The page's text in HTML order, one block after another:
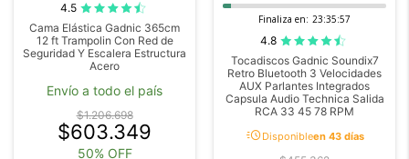
4.5
Cama Elástica Gadnic 365cm
12 ft Trampolin Con Red de
Seguridad Y Escalera Estructura
Acero
Envío a todo el país
$1.206.698
$603.349
50% OFF
Finaliza en: 23:35:56
4.8
Tocadiscos Gadnic Soundix7
Retro Bluetooth 3 Velocidades
AUX Parlantes Integrados
Capsula Audio Technica Salida
RCA 33 45 78 RPM
acuteDisponibleen 43 días